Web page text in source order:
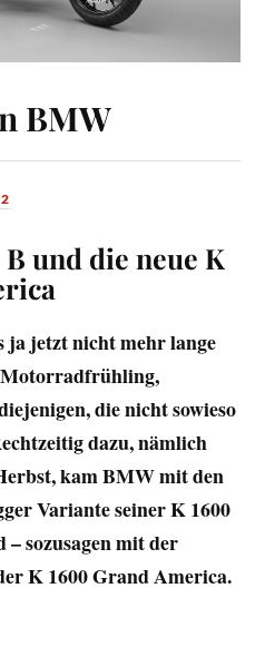
BMW
und die neue K
ja jetzt nicht mehr lange
Motorradfrühling,
die nicht sowieso
dazu, nämlich
kam BMW mit den
Variante seiner K 1600
– sozusagen mit der
K 1600 Grand America.